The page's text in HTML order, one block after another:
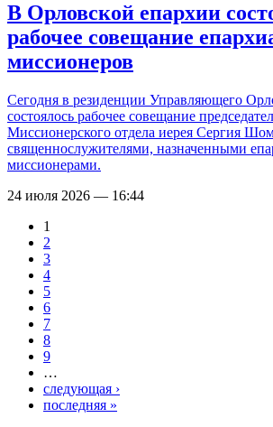
В Орловской епархии
рабочее совещание
миссионеров
Сегодня в резиденции Управляющего
состоялось рабочее совещание
Миссионерского отдела иерея Сергия
священнослужителями, назначенными
миссионерами.
24 июля 2026 — 16:44
Страницы
1
2
3
4
5
6
7
8
9
…
следующая ›
последняя »